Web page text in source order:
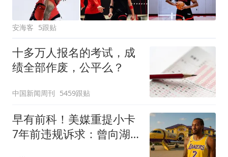
安海客 5跟贴
十多万人报名的考试，成
绩全部作废，公平么？
中国新闻周刊 5459跟贴
早有前科！美媒重提小卡
7年前违规诉求：曾向湖